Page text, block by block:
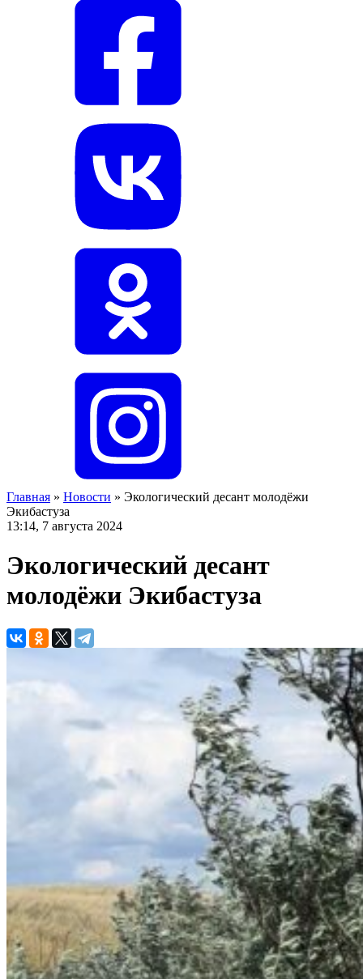
Главная » Новости » Экологический десант молодёжи
Экибастуза
13:14, 7 августа 2024
Экологический десант
молодёжи Экибастуза